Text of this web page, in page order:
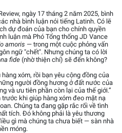
ngày 17 tháng 2 năm 2025, bình
nhà bình luận nói tiếng Latinh. Có lẽ
dự đoán của bạn cho chính quyền
luận mà Phó Tổng thống JD Vance
amoris — trong một cuộc phỏng vấn
ngữ "chết". Nhưng chúng ta có lời
fide (nhờ thiện chí) sẽ đến không?
xóm, rồi bạn yêu cộng đồng của
người đồng hương ở đất nước của
và ưu tiên phần còn lại của thế giới.”
khi giúp hàng xóm đeo mặt nạ
Chúng ta đang gặp rắc rối về tình
tích. Đó không phải là yêu thương
gì mà chúng ta chưa biết — sàn nhà
móng.